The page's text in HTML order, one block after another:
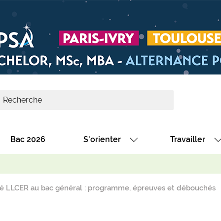
Bac 2026 S'orienter Travailler
LLCER au bac général : programme, épreuves et débouchés